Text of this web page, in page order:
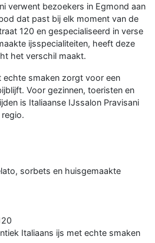
verwent bezoekers in Egmond aan
dat past bij elk moment van de
120 en gespecialiseerd in verse
ijsspecialiteiten, heeft deze
het verschil maakt.
echte smaken zorgt voor een
Voor gezinnen, toeristen en
is Italiaanse IJssalon Pravisani
sorbets en huisgemaakte
Italiaans ijs met echte smaken